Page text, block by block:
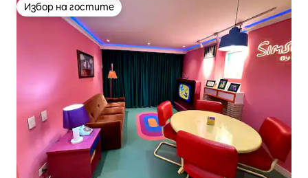
Избор на гостите
Избор на гостите